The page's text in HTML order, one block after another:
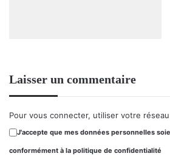
Laisser un commentaire
Pour vous connecter, utiliser votre
J'accepte que mes données personnelles
conformément à la politique de confidentialité